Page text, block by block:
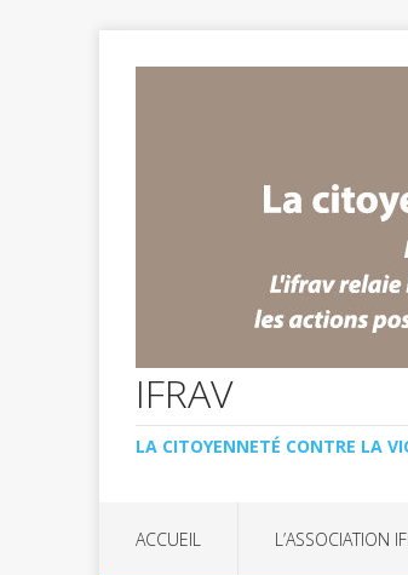
IFRAV
LA CITOYENNETÉ CONTRE LA
ACCUEIL L’ASSOCIATION